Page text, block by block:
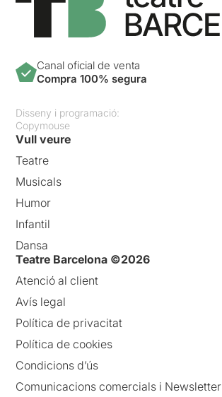
Canal oficial de venta
Compra 100% segura
Disseny i programació:
Copymouse
Vull veure
Teatre
Musicals
Humor
Infantil
Dansa
Teatre Barcelona ©2026
Atenció al client
Avís legal
Política de privacitat
Política de cookies
Condicions d’ús
Comunicacions comercials i Newsletter